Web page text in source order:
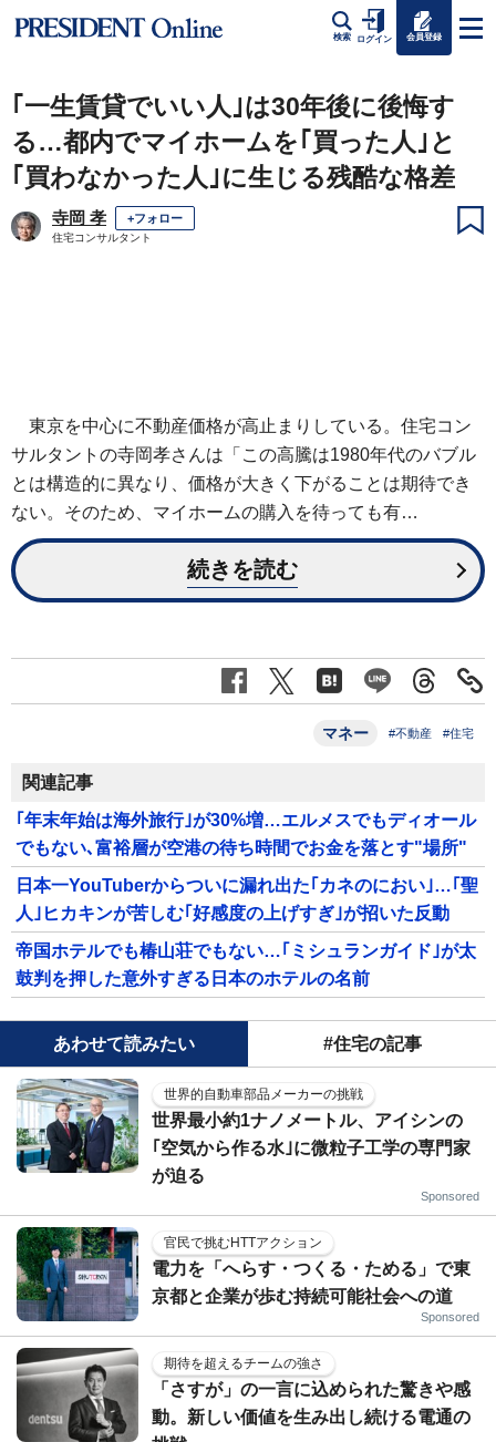
検索 ログイン 会員登録
｢一生賃貸でいい人｣は30年後に後悔す
る…都内でマイホームを｢買った人｣と
｢買わなかった人｣に生じる残酷な格差
寺岡 孝 +フォロー
住宅コンサルタント
東京を中心に不動産価格が高止まりしている。住宅コン
サルタントの寺岡孝さんは「この高騰は1980年代のバブル
とは構造的に異なり、価格が大きく下がることは期待でき
ない。そのため、マイホームの購入を待っても有…
続きを読む
マネー #不動産 #住宅
関連記事
｢年末年始は海外旅行｣が30%増…エルメスでもディオール
でもない､富裕層が空港の待ち時間でお金を落とす"場所"
日本一YouTuberからついに漏れ出た｢カネのにおい｣…｢聖
人｣ヒカキンが苦しむ｢好感度の上げすぎ｣が招いた反動
帝国ホテルでも椿山荘でもない…｢ミシュランガイド｣が太
鼓判を押した意外すぎる日本のホテルの名前
あわせて読みたい #住宅の記事
世界的自動車部品メーカーの挑戦
世界最小約1ナノメートル、アイシンの
｢空気から作る水｣に微粒子工学の専門家
が迫る
Sponsored
官民で挑むHTTアクション
電力を「へらす・つくる・ためる」で東
京都と企業が歩む持続可能社会への道
Sponsored
期待を超えるチームの強さ
「さすが」の一言に込められた驚きや感
動。新しい価値を生み出し続ける電通の